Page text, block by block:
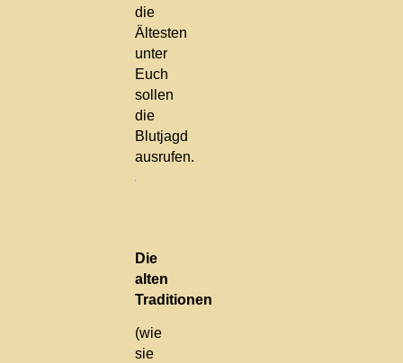
die
Ältesten
unter
Euch
sollen
die
Blutjagd
ausrufen.
Die
alten
Traditionen
(wie
sie